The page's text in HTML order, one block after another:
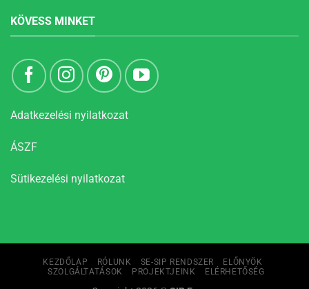
KÖVESS MINKET
Adatkezelési nyilatkozat
ÁSZF
Sütikezelési nyilatkozat
KEZDŐLAP RÓLUNK SE-SIP RENDSZER
ELŐNYÖK
SZOLGÁLTATÁSOK
PROJEKTJEINK ELÉRHETŐSÉG